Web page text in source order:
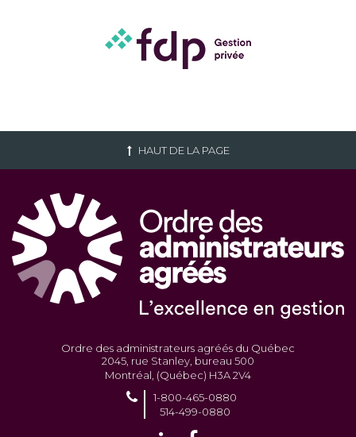
HAUT DE LA PAGE
Ordre des administrateurs agréés du Québec
2045, rue Stanley, bureau 500
Montréal, (Québec) H3A 2V4
1-800-465-0880
514-499-0880